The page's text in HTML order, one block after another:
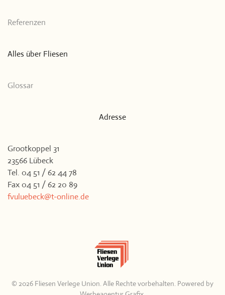
Referenzen
Alles über Fliesen
Glossar
Adresse
Grootkoppel 31
23566 Lübeck
Tel. 04 51 / 62 44 78
Fax 04 51 / 62 20 89
fvuluebeck@t-online.de
© 2026 Fliesen Verlege Union. Alle Rechte vorbehalten. Powered by